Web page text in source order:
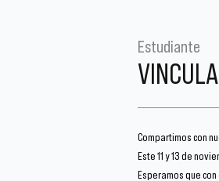
Estudiante
Compartimos con
Este 11 y 13 de
Esperamos que